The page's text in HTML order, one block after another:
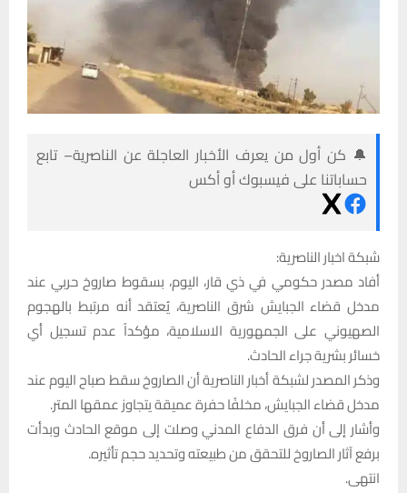
🔔 كن أول من يعرف الأخبار العاجلة عن الناصرية– تابع
حساباتنا على فيسبوك أو أكس
شبكة اخبار الناصرية:
أفاد مصدر حكومي في ذي قار، اليوم، بسقوط صاروخ حربي عند
مدخل قضاء الجبايش شرق الناصرية، يُعتقد أنه مرتبط بالهجوم
الصهيوني على الجمهورية الاسلامية، مؤكداً عدم تسجيل أي
خسائر بشرية جراء الحادث.
وذكر المصدر لشبكة أخبار الناصرية أن الصاروخ سقط صباح اليوم عند
مدخل قضاء الجبايش، مخلفًا حفرة عميقة يتجاوز عمقها المتر.
وأشار إلى أن فرق الدفاع المدني وصلت إلى موقع الحادث وبدأت
برفع آثار الصاروخ للتحقق من طبيعته وتحديد حجم تأثيره.
انتهى.